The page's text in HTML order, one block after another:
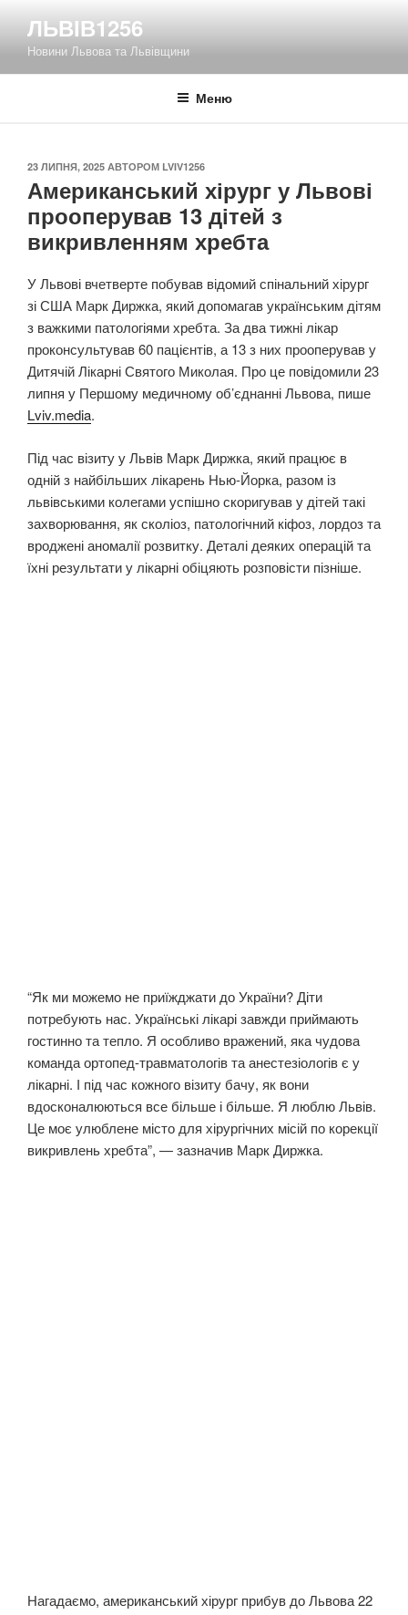
вмісту
ЛЬВІВ1256
Новини Львова та Львівщини
Меню
ОПУБЛІКОВАНО
23 ЛИПНЯ, 2025 АВТОРОМ LVIV1256
Американський хірург у Львові
прооперував 13 дітей з
викривленням хребта
У Львові вчетверте побував відомий спінальний хірург
зі США Марк Диржка, який допомагав українським дітям
з важкими патологіями хребта. За два тижні лікар
проконсультував 60 пацієнтів, а 13 з них прооперував у
Дитячій Лікарні Святого Миколая. Про це повідомили 23
липня у Першому медичному об’єднанні Львова, пише
Lviv.media.
Під час візиту у Львів Марк Диржка, який працює в
одній з найбільших лікарень Нью-Йорка, разом із
львівськими колегами успішно скоригував у дітей такі
захворювання, як сколіоз, патологічний кіфоз, лордоз та
вроджені аномалії розвитку. Деталі деяких операцій та
їхні результати у лікарні обіцяють розповісти пізніше.
“Як ми можемо не приїжджати до України? Діти
потребують нас. Українські лікарі завжди приймають
гостинно та тепло. Я особливо вражений, яка чудова
команда ортопед-травматологів та анестезіологів є у
лікарні. І під час кожного візиту бачу, як вони
вдосконалюються все більше і більше. Я люблю Львів.
Це моє улюблене місто для хірургічних місій по корекції
викривлень хребта”, — зазначив Марк Диржка.
Нагадаємо, американський хірург прибув до Львова 22